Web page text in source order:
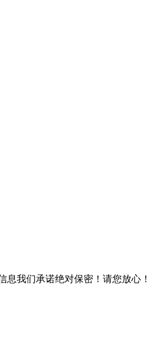
我们承诺绝对保密！请您放心！